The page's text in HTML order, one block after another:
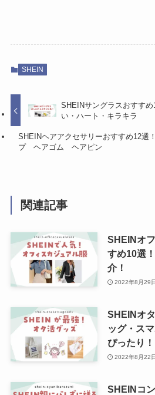
SHEIN
SHEINサングラスおすす
い・ハート・キラキラ
SHEINヘアアクセサリーおすすめ12選
プ ヘアゴム ヘアピン
関連記事
SHEINオ
すめ10選
介！
2022年8月29日
SHEINオ
ッグ・ス
ぴったり！
2022年8月22日
SHEINコ